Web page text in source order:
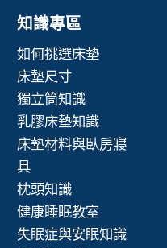
知識專區
如何挑選床墊
床墊尺寸
獨立筒知識
乳膠床墊知識
床墊材料與臥房寢
具
枕頭知識
健康睡眠教室
失眠症與安眠知識